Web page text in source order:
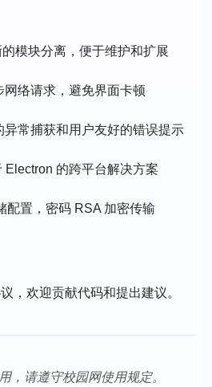
的模块分离，便于维护和扩展
网络请求，避免界面卡顿
异常捕获和用户友好的错误提示
Electron 的跨平台解决方案
配置，密码 RSA 加密传输
，欢迎贡献代码和提出建议。
，请遵守校园网使用规定。